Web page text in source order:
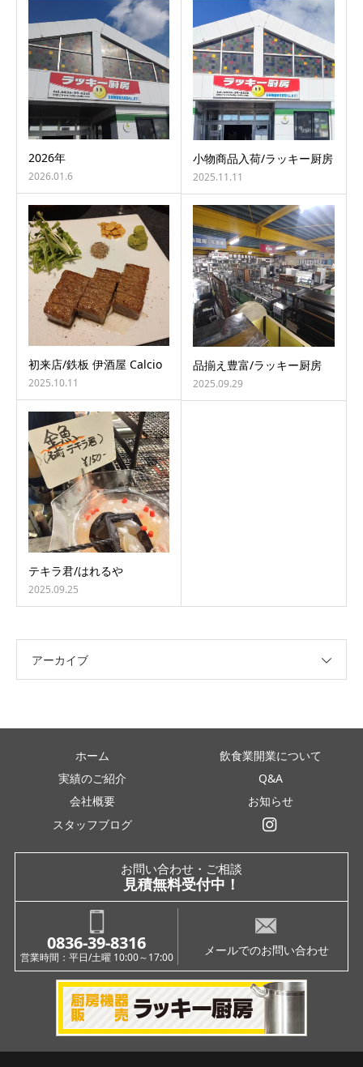
2026年
2026.01.6
小物商品入荷/ラッキー厨房
2025.11.11
初来店/鉄板 伊酒屋 Calcio
2025.10.11
品揃え豊富/ラッキー厨房
2025.09.29
テキラ君/はれるや
2025.09.25
アーカイブ
ホーム
飲食業開業について
実績のご紹介
Q&A
会社概要
お知らせ
スタッフブログ
お問い合わせ・ご相談
見積無料受付中！
0836-39-8316
営業時間：平日/土曜 10:00～17:00 メールでのお問い合わせ